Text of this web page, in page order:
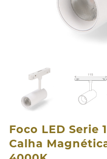
Foco LED Serie
Calha